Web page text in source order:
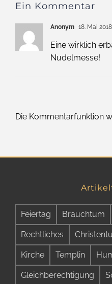
Ein Kommentar
Anonym 18. Mai
Eine wirklich
Nudelmesse!
Die Kommentarfunktion
Feiertag Brauchtum
Rechtliches
Kirche Templin
Gleichberechtigung